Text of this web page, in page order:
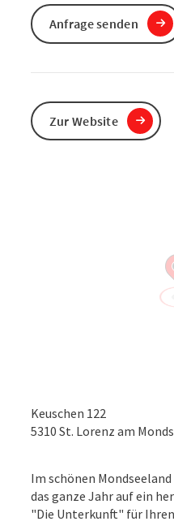
Keuschen 122
5310 St. Lorenz am
Im schönen
das ganze Jahr auf ein
"Die Unterkunft" für
Anfrage senden
Zur Website